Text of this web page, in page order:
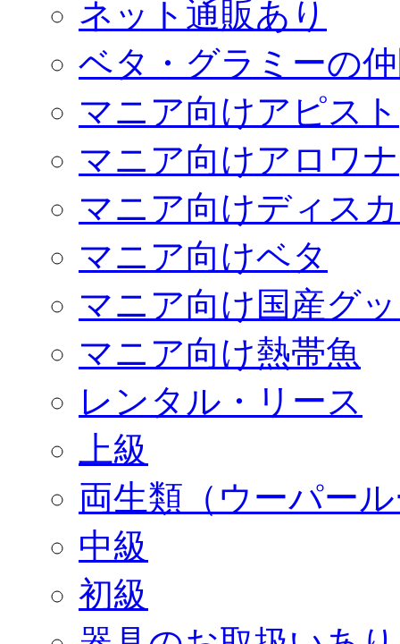
ネット通販あり
ベタ・グラミーの
マニア向けアピスト
マニア向けアロワナ
マニア向けディス
マニア向けベタ
マニア向け国産グ
マニア向け熱帯魚
レンタル・リース
上級
両生類（ウーパー
中級
初級